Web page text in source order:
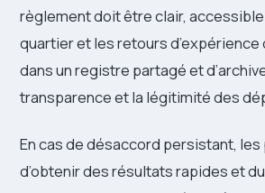
règlement doit être clair,
quartier et les retours
dans un registre partagé et
transparence et la légitimité des
En cas de désaccord persistant,
d’obtenir des résultats rapides et